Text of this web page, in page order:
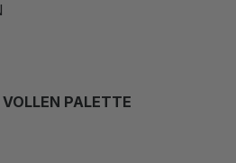
PALETTE